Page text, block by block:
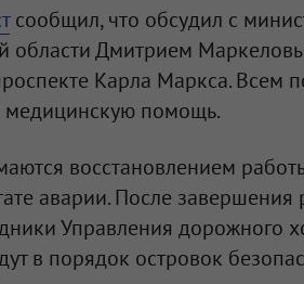
сообщил, что обсудил с
области Дмитрием
Карла Маркса. Всем
помощь.
восстановлением
аварии. После завершения
Управления дорожного
в порядок островок